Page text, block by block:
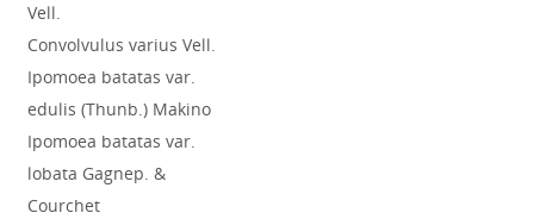
Vell.
Convolvulus varius Vell.
Ipomoea batatas var.
edulis (Thunb.) Makino
Ipomoea batatas var.
lobata Gagnep. &
Courchet